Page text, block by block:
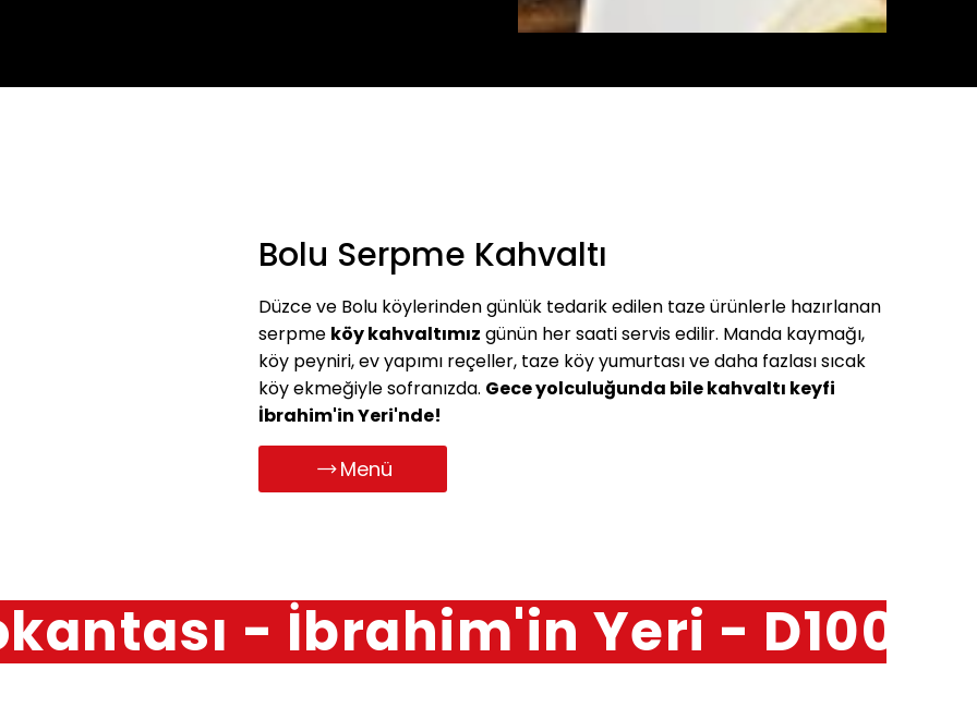
Bolu Serpme Kahvaltı
Düzce ve Bolu köylerinden günlük tedarik edilen taze ürünlerle hazırlanan
serpme köy kahvaltımız günün her saati servis edilir. Manda kaymağı,
köy peyniri, ev yapımı reçeller, taze köy yumurtası ve daha fazlası sıcak
köy ekmeğiyle sofranızda. Gece yolculuğunda bile kahvaltı keyfi
İbrahim'in Yeri'nde!
Menü
- İbrahim'in Yeri - D100